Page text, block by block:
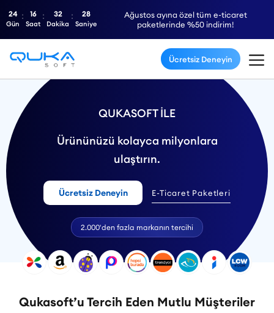
Ağustos ayına özel tüm e-ticaret
paketlerinde %50 indirim!
24
Gün
16
Saat
32
Dakika
27
Saniye
Ücretsiz Deneyin
QUKASOFT İLE
Ürününüzü kolayca milyonlara
ulaştırın.
Ücretsiz Deneyin E-Ticaret Paketleri
2.000'den fazla markanın tercihi
Qukasoft’u Tercih Eden Mutlu Müşteriler